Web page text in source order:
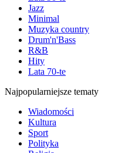
Jazz
Minimal
Muzyka country
Drum'n'Bass
R&B
Hity
Lata 70-te
Najpopularniejsze tematy
Wiadomości
Kultura
Sport
Polityka